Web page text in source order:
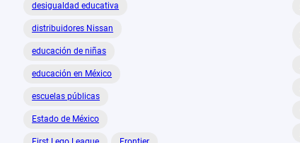
desigualdad educativa
distribuidores Nissan
educación de niñas
educación en México
escuelas públicas
Estado de México